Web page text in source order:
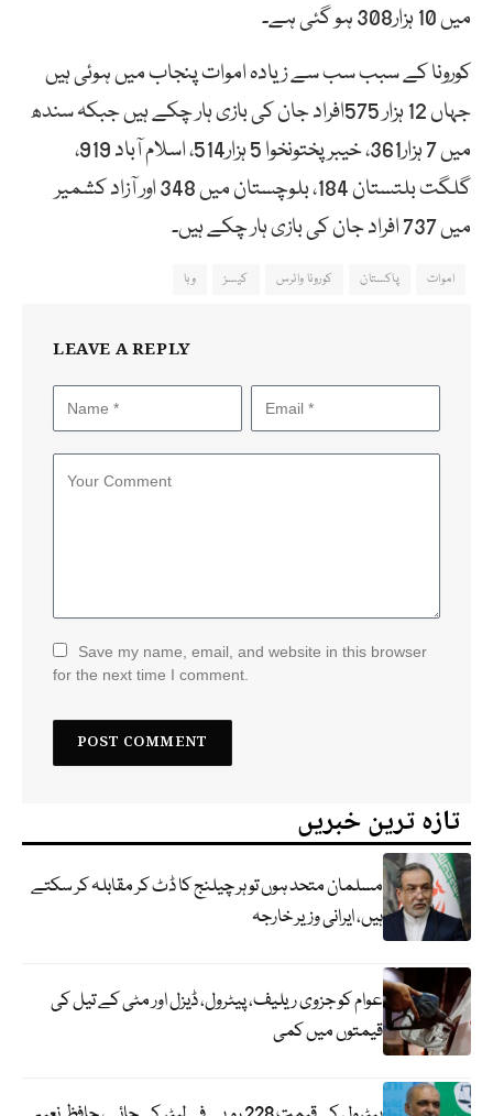
میں 10 ہزار308 ہو گئی ہے۔
کورونا کے سبب سب سے زیادہ اموات پنجاب میں ہوئی ہیں
جہاں 12 ہزار 575افراد جان کی بازی ہار چکے ہیں جبکہ سندھ
میں 7 ہزار361، خیبرپختونخوا 5 ہزار514، اسلام آباد 919،
گلگت بلتستان 184، بلوچستان میں 348 اور آزاد کشمیر
میں 737 افراد جان کی بازی ہار چکے ہیں۔
اموات پاکستان کورونا وائرس کیسز وبا
LEAVE A REPLY
Save my name, email, and website in this browser
for the next time I comment.
تازہ ترین خبریں
مسلمان متحد ہوں تو ہر چیلنج کا ڈٹ کر مقابلہ کر سکتے
ہیں، ایرانی وزیر خارجہ
عوام کو جزوی ریلیف، پیٹرول، ڈیزل اور مٹی کے تیل کی
قیمتوں میں کمی